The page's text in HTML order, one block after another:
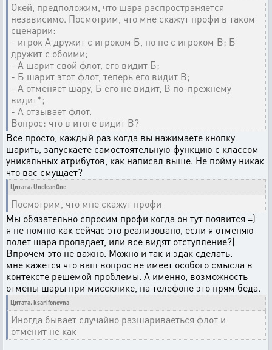
Окей, предположим, что шара распространяется
независимо. Посмотрим, что мне скажут профи в таком
сценарии:
- игрок А дружит с игроком Б, но не с игроком В; Б
дружит с обоими;
- А шарит свой флот, его видит Б;
- Б шарит этот флот, теперь его видит В;
- А отменяет шару, Б его не видит, В по-прежнему
видит*;
- А отзывает флот.
Вопрос: что в итоге видит В?
Все просто, каждый раз когда вы нажимаете кнопку
шарить, запускаете самостоятельную функцию с классом
уникальных атрибутов, как написал выше. Не пойму никак
что вас смущает?
Цитата: UncleanOne
Посмотрим, что мне скажут профи
Мы обязательно спросим профи когда он тут появится =)
я не помню как сейчас это реализовано, если я отменяю
полет шара пропадает, или все видят отступление?)
Впрочем это не важно. Можно и так и эдак сделать.
мне кажется что ваш вопрос не имеет особого смысла в
контексте решемой проблемы. А именно, возможность
отмены шары при миссклике, на телефоне это прям беда.
Цитата: ksarifonovna
Иногда бывает случайно разшариваеться флот и
отменит не как